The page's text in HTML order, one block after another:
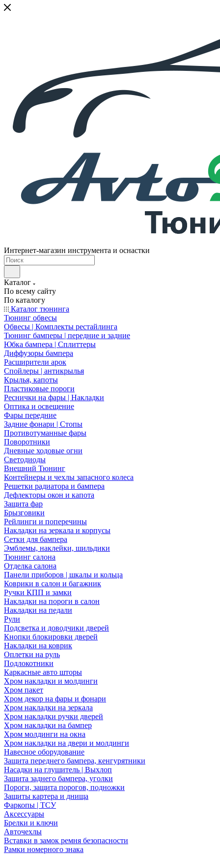
Интернет-магазин инструмента и оснастки
Каталог
По всему сайту
По каталогу
Каталог тюнинга
Тюнинг обвесы
Обвесы | Комплекты рестайлинга
Тюнинг бамперы | передние и задние
Юбка бампера | Сплиттеры
Диффузоры бампера
Расширители арок
Спойлеры | антикрылья
Крылья, капоты
Пластиковые пороги
Реснички на фары | Накладки
Оптика и освещение
Фары передние
Задние фонари | Стопы
Противотуманные фары
Поворотники
Дневные ходовые огни
Светодиоды
Внешний Тюнинг
Контейнеры и чехлы запасного колеса
Решетки радиатора и бампера
Дефлекторы окон и капота
Защита фар
Брызговики
Рейлинги и поперечины
Накладки на зеркала и корпусы
Сетки для бампера
Эмблемы, наклейки, шильдики
Тюнинг салона
Отделка салона
Панели приборов | шкалы и кольца
Коврики в салон и багажник
Ручки КПП и замки
Накладки на пороги в салон
Накладки на педали
Рули
Подсветка и доводчики дверей
Кнопки блокировки дверей
Накладки на коврик
Оплетки на руль
Подлокотники
Каркасные авто шторы
Хром накладки и молдинги
Хром пакет
Хром декор на фары и фонари
Хром накладки на зеркала
Хром накладки ручки дверей
Хром накладки на бампер
Хром молдинги на окна
Хром накладки на двери и молдинги
Навесное оборудование
Защита переднего бампера, кенгурятники
Насадки на глушитель | Выхлоп
Защита заднего бампера, уголки
Пороги, защита порогов, подножки
Защиты картера и днища
Фаркопы | ТСУ
Аксессуары
Брелки и ключи
Авточехлы
Вставки в замок ремня безопасности
Рамки номерного знака